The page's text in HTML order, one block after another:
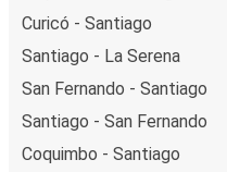
Curicó - Santiago
Santiago - La Serena
San Fernando - Santiago
Santiago - San Fernando
Coquimbo - Santiago